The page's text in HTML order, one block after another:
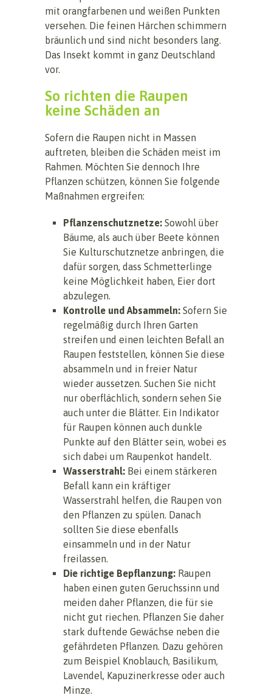
mit orangfarbenen und weißen Punkten
versehen. Die feinen Härchen schimmern
bräunlich und sind nicht besonders lang.
Das Insekt kommt in ganz Deutschland
vor.
So richten die Raupen
keine Schäden an
Sofern die Raupen nicht in Massen
auftreten, bleiben die Schäden meist im
Rahmen. Möchten Sie dennoch Ihre
Pflanzen schützen, können Sie folgende
Maßnahmen ergreifen:
Pflanzenschutznetze: Sowohl über
Bäume, als auch über Beete können
Sie Kulturschutznetze anbringen, die
dafür sorgen, dass Schmetterlinge
keine Möglichkeit haben, Eier dort
abzulegen.
Kontrolle und Absammeln: Sofern Sie
regelmäßig durch Ihren Garten
streifen und einen leichten Befall an
Raupen feststellen, können Sie diese
absammeln und in freier Natur
wieder aussetzen. Suchen Sie nicht
nur oberflächlich, sondern sehen Sie
auch unter die Blätter. Ein Indikator
für Raupen können auch dunkle
Punkte auf den Blätter sein, wobei es
sich dabei um Raupenkot handelt.
Wasserstrahl: Bei einem stärkeren
Befall kann ein kräftiger
Wasserstrahl helfen, die Raupen von
den Pflanzen zu spülen. Danach
sollten Sie diese ebenfalls
einsammeln und in der Natur
freilassen.
Die richtige Bepflanzung: Raupen
haben einen guten Geruchssinn und
meiden daher Pflanzen, die für sie
nicht gut riechen. Pflanzen Sie daher
stark duftende Gewächse neben die
gefährdeten Pflanzen. Dazu gehören
zum Beispiel Knoblauch, Basilikum,
Lavendel, Kapuzinerkresse oder auch
Minze.